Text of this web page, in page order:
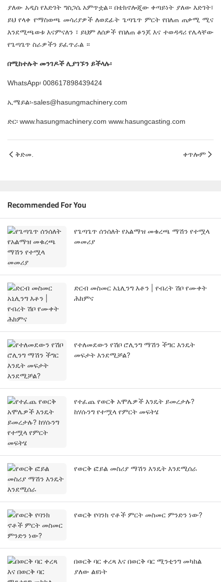
ያለው አዲስ የእድገት ግስጋሴ አምጥቷል። በቴክኖሎጂው ቀጣይነት ያለው እድገት፣
ይህ የላቀ የማስወጫ መሳሪያዎች ለወደፊት ጌጣጌጥ ምርት የበለጠ ጠቃሚ ሚና
እንደሚጫወቱ እናምናለን ፣ ይህም ለሰዎች የበለጠ ቆንጆ እና ተወዳዳሪ የሌላቸው
የጌጣጌጥ ስራዎችን ይፈጥራል ።
በሚከተሉት መንገዶች ሊያገኙን ይችላሉ፡
WhatsApp፡ 008617898439424
ኢሜይል፡-sales@hasungmachinery.com
ድር፡ www.hasungmachinery.com www.hasungcasting.com
ቅድመ. ቀጥሎም
Recommended For You
የጌጣጌጥ ሰንሰለት የአልማዝ መቁረጫ ማሽን የተሟላ
መመሪያ
ድርብ መስመር አኒሊንግ እቶን | የብረት ሽቦ የሙቀት
ሕክምና
የተለመደውን የሽቦ ሮሊንግ ማሽን ችግር እንዴት
መፍታት እንደሚቻል?
የተፈጨ የወርቅ አሞሌዎች እንዴት ይመረታሉ?
ከሃሱንግ የተሟላ የምርት መፍትሄ
የወርቅ ፎይል መስሪያ ማሽን እንዴት እንደሚሰራ
የወርቅ የባንክ ኖቶች ምርት መስመር ምንድን ነው?
በወርቅ ባር ቀረጻ እና በወርቅ ባር ሚንቲንግ መካከል
ያለው ልዩነት